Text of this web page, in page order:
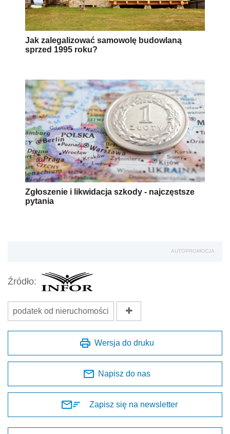
Jak zalegalizować samowolę budowlaną
sprzed 1995 roku?
Zgłoszenie i likwidacja szkody - najczęstsze
pytania
AUTOPROMOCJA
Źródło:
podatek od nieruchomości
Wersja do druku
Napisz do nas
Zapisz się na newsletter